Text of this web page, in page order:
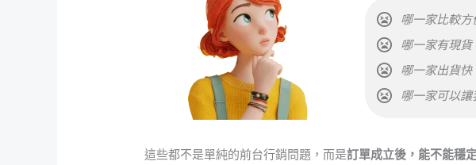
哪一家比較方
哪一家有現貨
哪一家出貨快
哪一家可以
這些都不是單純的前台行銷問題，而是訂單成立後，能不能穩